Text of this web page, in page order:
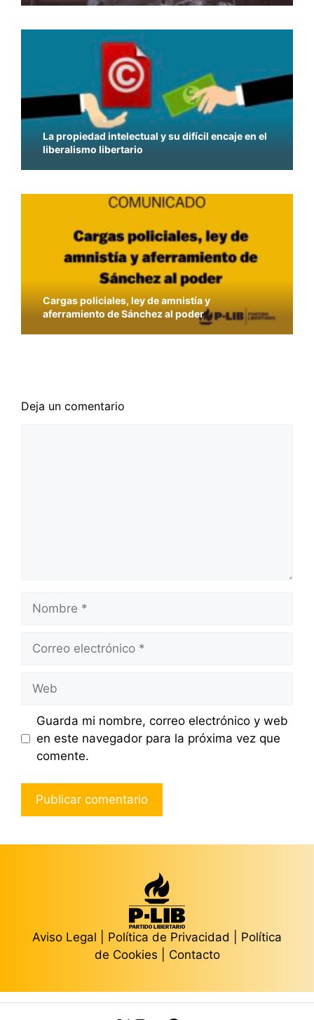
La propiedad intelectual y su difícil encaje en el
liberalismo libertario
Cargas policiales, ley de amnistía y
aferramiento de Sánchez al poder
La solución a los problemas sanitarios no pasa
por la vulneración de los derechos civiles
Deja un comentario
Nombre
Correo
Web
Guarda mi nombre, correo electrónico y web
en este navegador para la próxima vez que
comente.
Aviso Legal Política de Privacidad
Política
de Cookies
Contacto